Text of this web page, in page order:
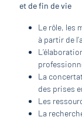
et de fin de vie
Le rôle, les
à partir de
La
des prises
Les
La